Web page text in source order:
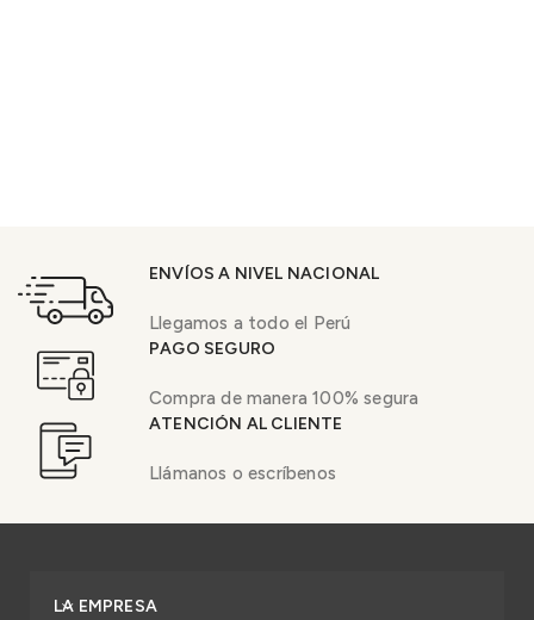
ENVÍOS A NIVEL NACIONAL
Llegamos a todo el Perú
PAGO SEGURO
Compra de manera 100% segura
ATENCIÓN AL CLIENTE
Llámanos o escríbenos
LA EMPRESA